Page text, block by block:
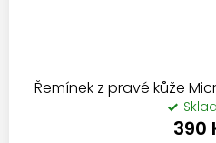
Řemínek z pravé kůže
390